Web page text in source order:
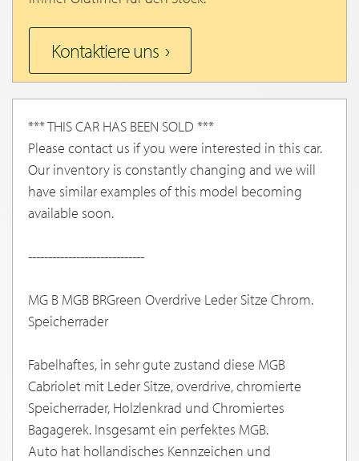
Kontaktiere uns
*** THIS CAR HAS BEEN SOLD ***
Please contact us if you were interested in this car.
Our inventory is constantly changing and we will
have similar examples of this model becoming
available soon.
-----------------------------
MG B MGB BRGreen Overdrive Leder Sitze Chrom.
Speicherrader
Fabelhaftes, in sehr gute zustand diese MGB
Cabriolet mit Leder Sitze, overdrive, chromierte
Speicherrader, Holzlenkrad und Chromiertes
Bagagerek. Insgesamt ein perfektes MGB.
Auto hat hollandisches Kennzeichen und